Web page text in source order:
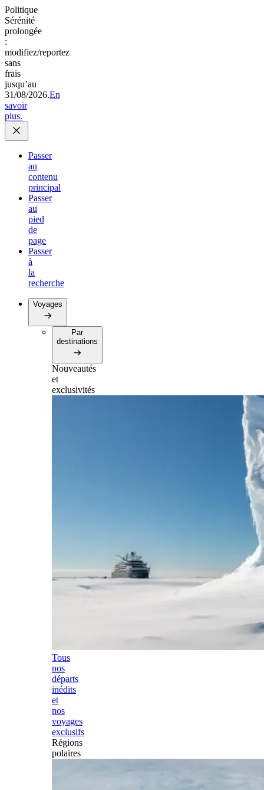
Politique
Sérénité
prolongée
:
modifiez/reportez
sans
frais
jusqu’au
31/08/2026.En
savoir
plus.
Passer
au
contenu
principal
Passer
au
pied
de
page
Passer
à
la
recherche
Voyages
Par
destinations
Nouveautés
et
exclusivités
Tous
nos
départs
inédits
et
nos
voyages
exclusifs
Régions
polaires